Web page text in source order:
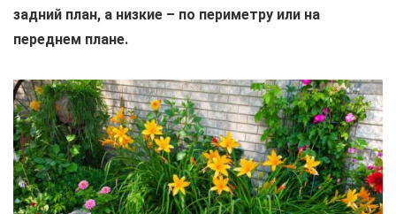
задний план, а низкие – по периметру или на
переднем плане.